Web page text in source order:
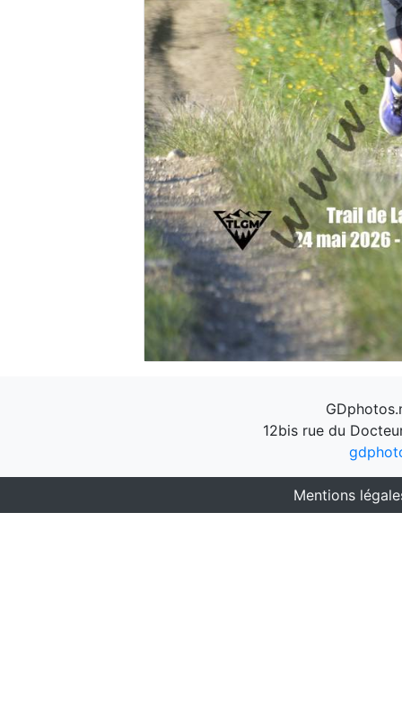
12bis rue du
Mentions